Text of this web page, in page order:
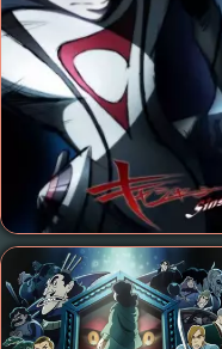
Kagemitsu Daigo